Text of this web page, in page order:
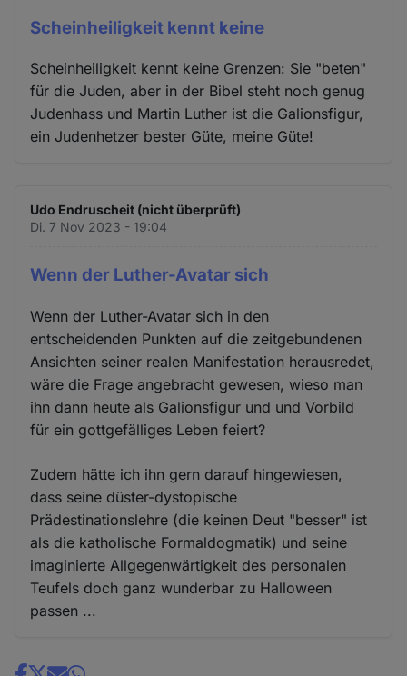
Scheinheiligkeit kennt keine
Scheinheiligkeit kennt keine Grenzen: Sie "beten"
für die Juden, aber in der Bibel steht noch genug
Judenhass und Martin Luther ist die Galionsfigur,
ein Judenhetzer bester Güte, meine Güte!
Udo Endruscheit (nicht überprüft)
Di. 7 Nov 2023 - 19:04
Wenn der Luther-Avatar sich
Wenn der Luther-Avatar sich in den
entscheidenden Punkten auf die zeitgebundenen
Ansichten seiner realen Manifestation herausredet,
wäre die Frage angebracht gewesen, wieso man
ihn dann heute als Galionsfigur und und Vorbild
für ein gottgefälliges Leben feiert?
Zudem hätte ich ihn gern darauf hingewiesen,
dass seine düster-dystopische
Prädestinationslehre (die keinen Deut "besser" ist
als die katholische Formaldogmatik) und seine
imaginierte Allgegenwärtigkeit des personalen
Teufels doch ganz wunderbar zu Halloween
passen ...